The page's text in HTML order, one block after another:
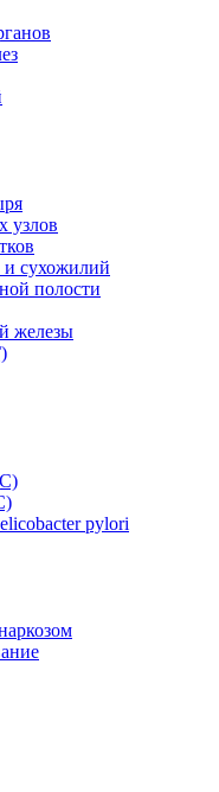
узлов
сухожилий
полости
железы
pylori